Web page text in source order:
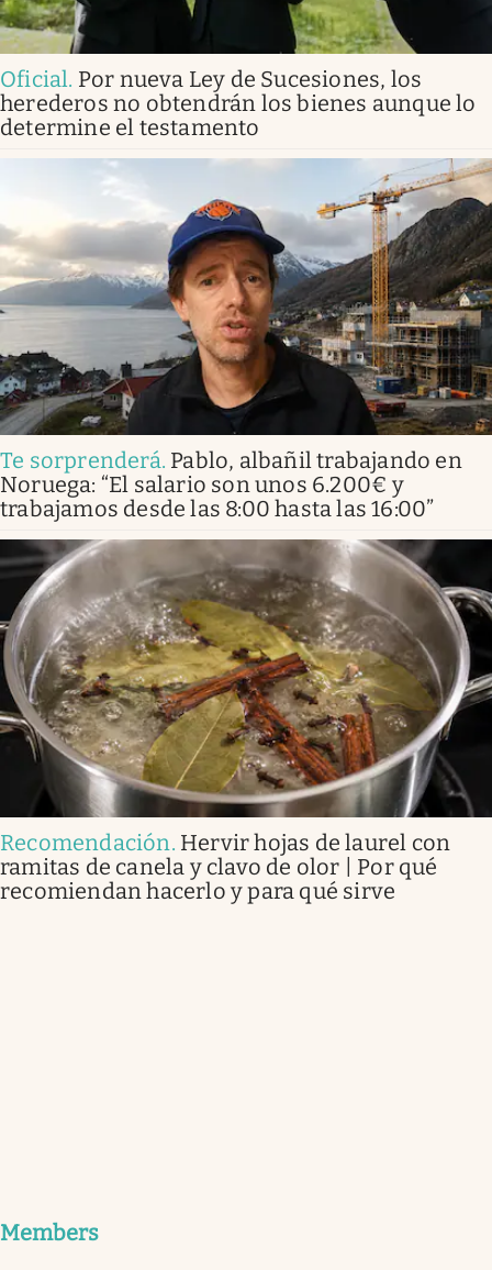
Oficial. Por nueva Ley de Sucesiones, los
herederos no obtendrán los bienes aunque lo
determine el testamento
Te sorprenderá. Pablo, albañil trabajando en
Noruega: “El salario son unos 6.200€ y
trabajamos desde las 8:00 hasta las 16:00”
Recomendación. Hervir hojas de laurel con
ramitas de canela y clavo de olor | Por qué
recomiendan hacerlo y para qué sirve
Members